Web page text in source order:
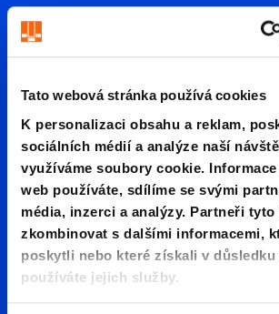
Tato webová stránka používá cookies
K personalizaci obsahu a reklam,
sociálních médií a analýze naší
využíváme soubory cookie.
web používáte, sdílíme se svými
média, inzerci a analýzy. Partneři tyto
zkombinovat s dalšími informacemi,
poskytli nebo které získali v důsledku
používáte jejich služby.
d